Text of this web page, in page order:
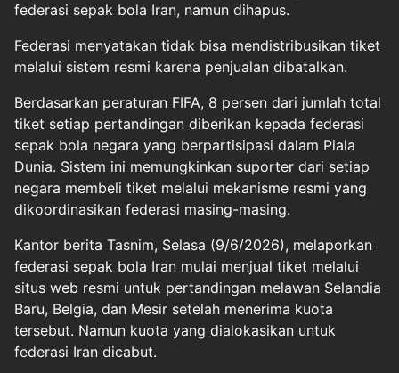
federasi sepak bola Iran, namun dihapus.
Federasi menyatakan tidak bisa mendistribusikan tiket
melalui sistem resmi karena penjualan dibatalkan.
Berdasarkan peraturan FIFA, 8 persen dari jumlah total
tiket setiap pertandingan diberikan kepada federasi
sepak bola negara yang berpartisipasi dalam Piala
Dunia. Sistem ini memungkinkan suporter dari setiap
negara membeli tiket melalui mekanisme resmi yang
dikoordinasikan federasi masing-masing.
Kantor berita Tasnim, Selasa (9/6/2026), melaporkan
federasi sepak bola Iran mulai menjual tiket melalui
situs web resmi untuk pertandingan melawan Selandia
Baru, Belgia, dan Mesir setelah menerima kuota
tersebut. Namun kuota yang dialokasikan untuk
federasi Iran dicabut.